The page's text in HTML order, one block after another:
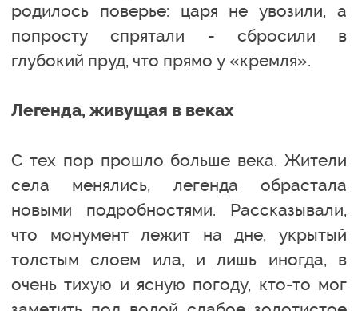
родилось поверье: царя не увозили, а
попросту спрятали - сбросили в
глубокий пруд, что прямо у «кремля».
Легенда, живущая в веках
С тех пор прошло больше века. Жители
села менялись, легенда обрастала
новыми подробностями. Рассказывали,
что монумент лежит на дне, укрытый
толстым слоем ила, и лишь иногда, в
очень тихую и ясную погоду, кто-то мог